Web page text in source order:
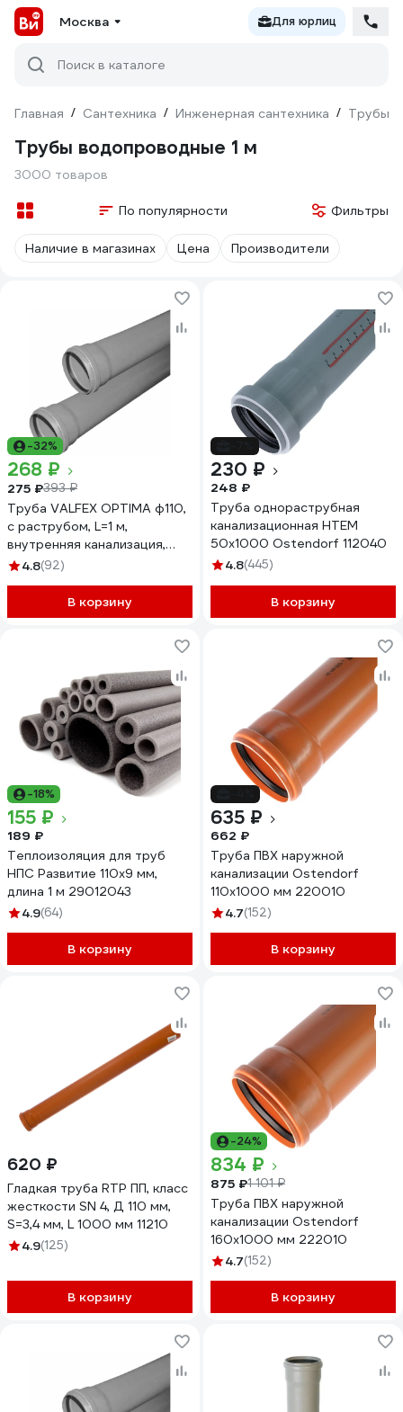
Москва Для юрлиц
Поиск в каталоге
Главная / Сантехника / Инженерная сантехника / Трубы
Трубы водопроводные 1 м
3000 товаров
По популярности Фильтры
Наличие в магазинах Цена Производители
-32%
268 ₽
275 ₽393 ₽
Труба VALFEX OPTIMA ф110,
с раструбом, L=1 м,
внутренняя канализация,
толщина стенки 2.2
4.8(92)
В корзину
230 ₽
248 ₽
Труба однораструбная
канализационная HTEM
50х1000 Ostendorf 112040
4.8(445)
В корзину
-18%
155 ₽
189 ₽
Теплоизоляция для труб
НПС Развитие 110x9 мм,
длина 1 м 29012043
4.9(64)
В корзину
635 ₽
662 ₽
Труба ПВХ наружной
канализации Ostendorf
110х1000 мм 220010
4.7(152)
В корзину
620 ₽
Гладкая труба RTP ПП, класс
жесткости SN 4, Д 110 мм,
S=3,4 мм, L 1000 мм 11210
4.9(125)
В корзину
-24%
834 ₽
875 ₽1 101 ₽
Труба ПВХ наружной
канализации Ostendorf
160х1000 мм 222010
4.7(152)
В корзину